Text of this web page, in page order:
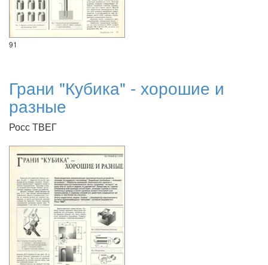
91
Грани "Кубика" - хорошие и
разные
Росс ТВЕГ